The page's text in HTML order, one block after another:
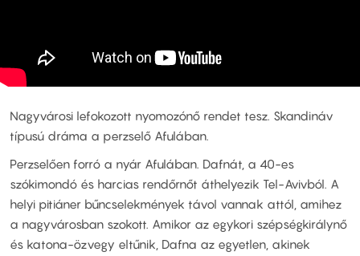
Nagyvárosi lefokozott nyomozónő rendet tesz. Skandináv
típusú dráma a perzselő Afulában.
Perzselően forró a nyár Afulában. Dafnát, a 40-es
szókimondó és harcias rendőrnőt áthelyezik Tel-Avivból. A
helyi pitiáner bűncselekmények távol vannak attól, amihez
a nagyvárosban szokott. Amikor az egykori szépségkirálynő
és katona-özvegy eltűnik, Dafna az egyetlen, akinek